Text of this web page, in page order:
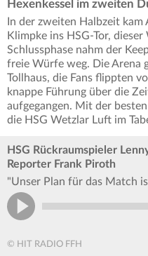
Hexenkessel im zweiten
In der zweiten Halbzeit kam
Klimpke ins HSG-Tor,
Schlussphase nahm der
freie Würfe weg. Die Arena
Tollhaus, die Fans flippten
knappe Führung über die
aufgegangen. Mit der
die HSG Wetzlar Luft im
HSG Rückraumspieler
Reporter Frank Piroth
"Unser Plan für das Match
© HIT RADIO FFH